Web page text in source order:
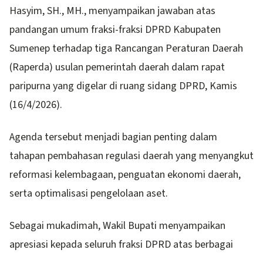
Hasyim, SH., MH., menyampaikan jawaban atas
pandangan umum fraksi-fraksi DPRD Kabupaten
Sumenep terhadap tiga Rancangan Peraturan Daerah
(Raperda) usulan pemerintah daerah dalam rapat
paripurna yang digelar di ruang sidang DPRD, Kamis
(16/4/2026).
Agenda tersebut menjadi bagian penting dalam
tahapan pembahasan regulasi daerah yang menyangkut
reformasi kelembagaan, penguatan ekonomi daerah,
serta optimalisasi pengelolaan aset.
Sebagai mukadimah, Wakil Bupati menyampaikan
apresiasi kepada seluruh fraksi DPRD atas berbagai